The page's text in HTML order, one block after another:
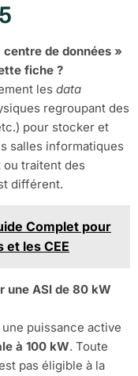
de données »
fiche ?
les data
regroupant des
pour stocker et
salles informatiques
ou traitent des
différent.
Complet pour
les CEE
une ASI de 80 kW
une puissance active
à 100 kW. Toute
pas éligible à la